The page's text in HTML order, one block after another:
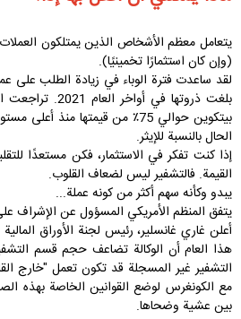
يتعامل معظم الأشخاص الذين يمتلكون العملات
(وإن كان استثمارًا تخمينيًا).
لقد ساعدت فترة الوباء في زيادة الطلب على
بلغت ذروتها في
الحال بالنسبة للإيثر.
إذا كنت تفكر في الاستثمار، فكن مستعدًا
القيمة. فالتشفير ليس لضعاف القلوب.
يبدو وكأنه سهم أكثر من كونه عملة...
يتفق المنظم الأمريكي المسؤول عن الإشراف
أعلن غاري غانسلير، رئيس لجنة الأوراق
هذا العام أن الوكالة تضاعف حجم قسم
التشفير غير المسجلة قد تكون تعمل "خارج
مع الكونغرس لوضع القوانين الخاصة بهذه
بين عشية وضحاها.